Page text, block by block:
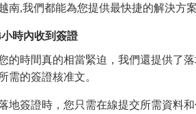
南,我們都能為您提供最快捷的解決方案
小時內收到簽證
的時間真的相當緊迫，我們還提供了
需的簽證核准文。
地簽證時，您只需在線提交所需資料